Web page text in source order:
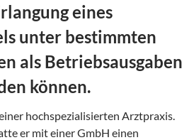
eines
unter bestimmten
als Betriebsausgaben
können.
hochspezialisierten Arztpraxis.
er mit einer GmbH einen